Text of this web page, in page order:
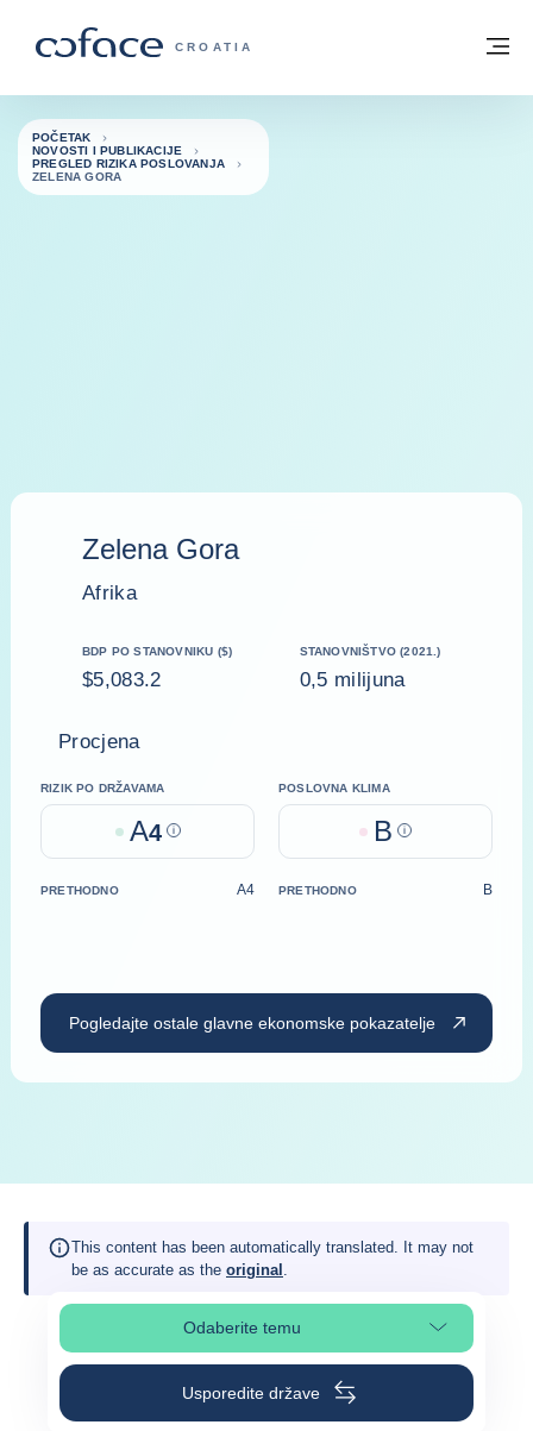
COFACE FOR TRADE - POČETNA
CROATIA
Povratak na početnu stranicu
POČETAK
NOVOSTI I PUBLIKACIJE
PREGLED RIZIKA POSLOVANJA
ZELENA GORA
Zelena Gora
Afrika
BDP PO STANOVNIKU ($)
$5,083.2
STANOVNIŠTVO (2021.)
0,5 milijuna
Procjena
RIZIK PO DRŽAVAMA
A4 Help
POSLOVNA KLIMA
B Help
PRETHODNO A4 PRETHODNO B
Pogledajte ostale glavne ekonomske pokazatelje
This content has been automatically translated. It may not
be as accurate as the original .
Odaberite temuOdaberite odjeljak na stranici
Usporedite države